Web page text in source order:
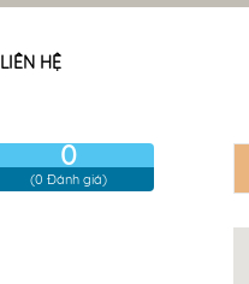
LIÊN HỆ
0
(0 Đánh giá)